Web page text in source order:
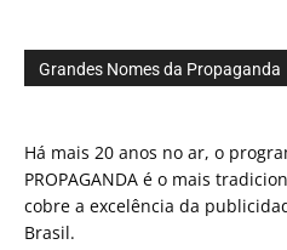
Grandes Nomes da Propaganda
Há mais 20 anos no ar, o
PROPAGANDA é o mais
cobre a excelência da
Brasil.